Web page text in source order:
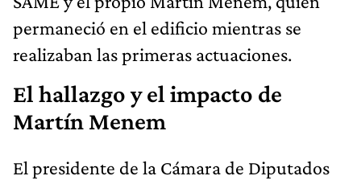
permaneció en el edificio mientras se
realizaban las primeras actuaciones.
El hallazgo y el impacto de
Martín Menem
El presidente de la Cámara de Diputados